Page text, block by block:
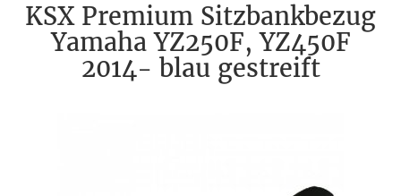
KSX Premium Sitzbankbezug
Yamaha YZ250F, YZ450F
2014- blau gestreift